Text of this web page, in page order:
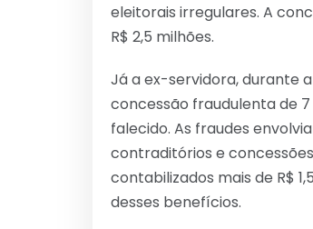
eleitorais irregulares. A
R$ 2,5 milhões.
Já a ex-servidora, durante
concessão fraudulenta de
falecido. As fraudes
contraditórios e
contabilizados mais de R$
desses benefícios.